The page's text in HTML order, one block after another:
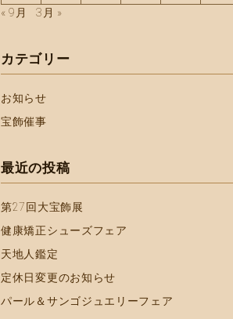
« 9月
3月 »
カテゴリー
お知らせ
宝飾催事
最近の投稿
第27回大宝飾展
健康矯正シューズフェア
天地人鑑定
定休日変更のお知らせ
パール＆サンゴジュエリーフェア